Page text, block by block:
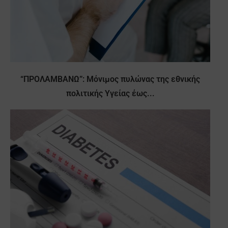
“ΠΡΟΛΑΜΒΑΝΩ”: Μόνιμος πυλώνας της εθνικής
πολιτικής Υγείας έως...